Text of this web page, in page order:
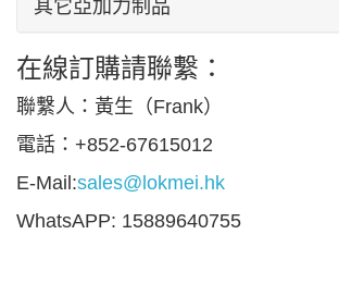
其它亞加力制品
在線訂購請聯繫：
聯繫人：黃生（Frank）
電話：+852-67615012
E-Mail:sales@lokmei.hk
WhatsAPP: 15889640755